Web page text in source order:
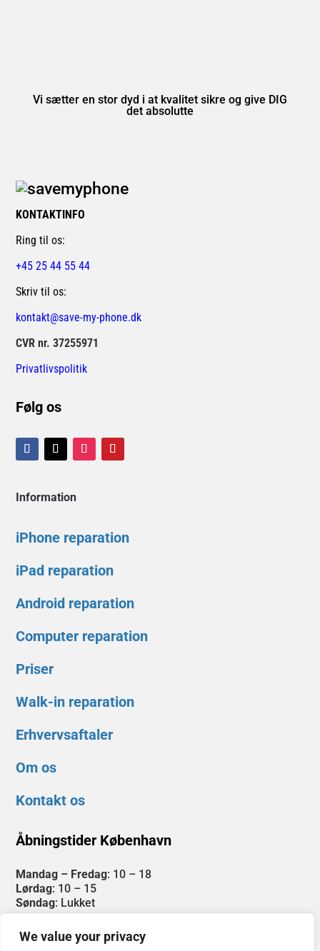
We value your privacy
Vi sætter en stor dyd i at kvalitet sikre og give DIG
det absolutte
KONTAKTINFO
Ring til os:
+45 25 44 55 44
Skriv til os:
kontakt@save-my-phone.dk
CVR nr. 37255971
Privatlivspolitik
Følg os
Information
iPhone reparation
iPad reparation
Android reparation
Computer reparation
Priser
Walk-in reparation
Erhvervsaftaler
Om os
Kontakt os
Åbningstider København
Mandag – Fredag: 10 – 18
Lørdag: 10 – 15
Søndag: Lukket
WALK-IN SERVICE